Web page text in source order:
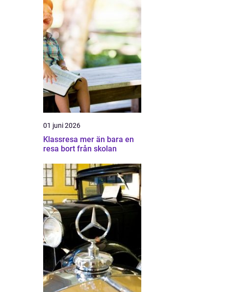
01 juni 2026
Klassresa mer än bara en
resa bort från skolan